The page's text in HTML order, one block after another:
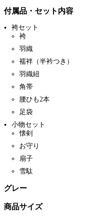
付属品・セット内容
袴セット
袴
羽織
襦袢（半衿つき）
羽織紐
角帯
腰ひも2本
足袋
小物セット
懐剣
お守り
扇子
雪駄
グレー
商品サイズ